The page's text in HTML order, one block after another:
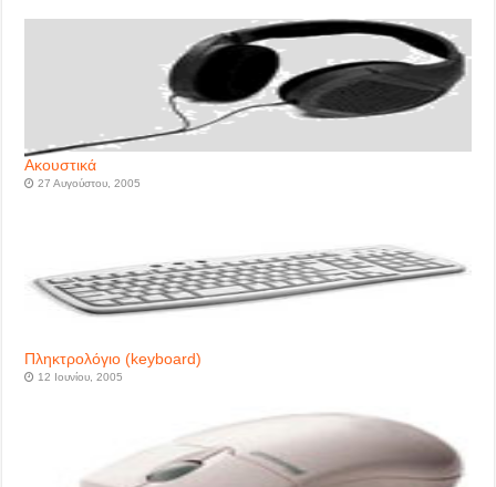
Ακουστικά
27 Αυγούστου, 2005
Πληκτρολόγιο (keyboard)
12 Ιουνίου, 2005